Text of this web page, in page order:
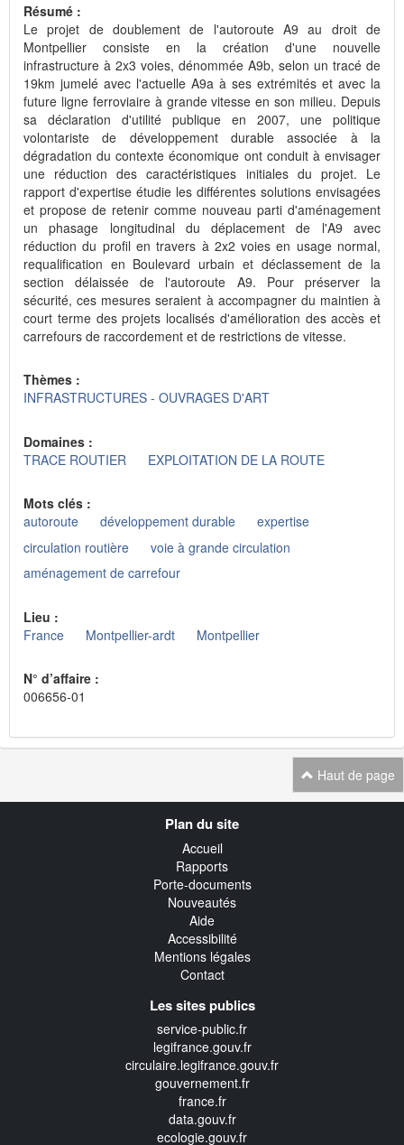
Résumé :
Le projet de doublement de l'autoroute A9 au droit de
Montpellier consiste en la création d'une nouvelle
infrastructure à 2x3 voies, dénommée A9b, selon un tracé de
19km jumelé avec l'actuelle A9a à ses extrémités et avec la
future ligne ferroviaire à grande vitesse en son milieu. Depuis
sa déclaration d'utilité publique en 2007, une politique
volontariste de développement durable associée à la
dégradation du contexte économique ont conduit à envisager
une réduction des caractéristiques initiales du projet. Le
rapport d'expertise étudie les différentes solutions envisagées
et propose de retenir comme nouveau parti d'aménagement
un phasage longitudinal du déplacement de l'A9 avec
réduction du profil en travers à 2x2 voies en usage normal,
requalification en Boulevard urbain et déclassement de la
section délaissée de l'autoroute A9. Pour préserver la
sécurité, ces mesures seraient à accompagner du maintien à
court terme des projets localisés d'amélioration des accès et
carrefours de raccordement et de restrictions de vitesse.
Thèmes :
INFRASTRUCTURES - OUVRAGES D'ART
Domaines :
TRACE ROUTIER
EXPLOITATION DE LA ROUTE
Mots clés :
autoroute
développement durable
expertise
circulation routière
voie à grande circulation
aménagement de carrefour
Lieu :
France
Montpellier-ardt Montpellier
N° d’affaire :
006656-01
Haut de page
Plan du site
Accueil
Rapports
Porte-documents
Nouveautés
Aide
Accessibilité
Mentions légales
Contact
Les sites publics
service-public.fr
legifrance.gouv.fr
circulaire.legifrance.gouv.fr
gouvernement.fr
france.fr
data.gouv.fr
ecologie.gouv.fr